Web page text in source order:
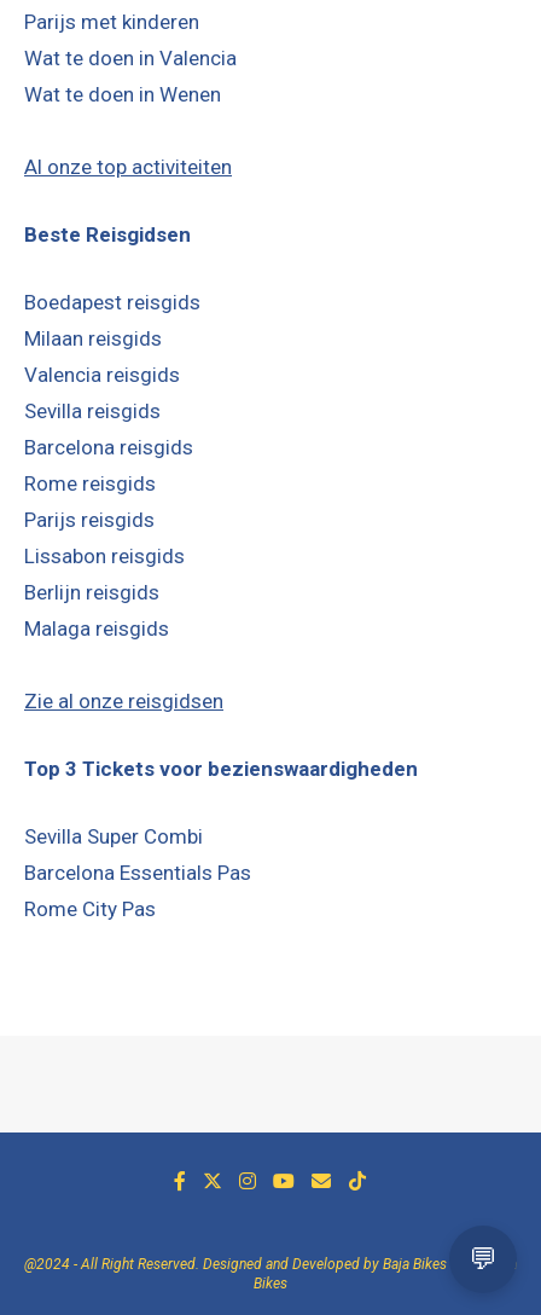
Parijs met kinderen
Wat te doen in Valencia
Wat te doen in Wenen
Al onze top activiteiten
Beste Reisgidsen
Boedapest reisgids
Milaan reisgids
Valencia reisgids
Sevilla reisgids
Barcelona reisgids
Rome reisgids
Parijs reisgids
Lissabon reisgids
Berlijn reisgids
Malaga reisgids
Zie al onze reisgidsen
Top 3 Tickets voor bezienswaardigheden
Sevilla Super Combi
Barcelona Essentials Pas
Rome City Pas
@2024 - All Right Reserved. Designed and Developed by Baja Bikes -
Over Baja
Bikes